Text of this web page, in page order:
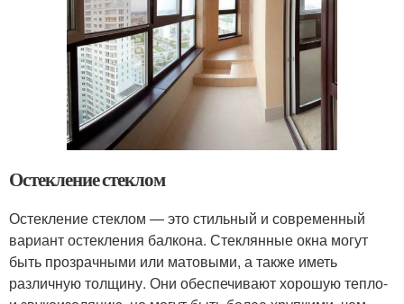
Остекление стеклом
Остекление стеклом — это стильный и современный
вариант остекления балкона. Стеклянные окна могут
быть прозрачными или матовыми, а также иметь
различную толщину. Они обеспечивают хорошую тепло-